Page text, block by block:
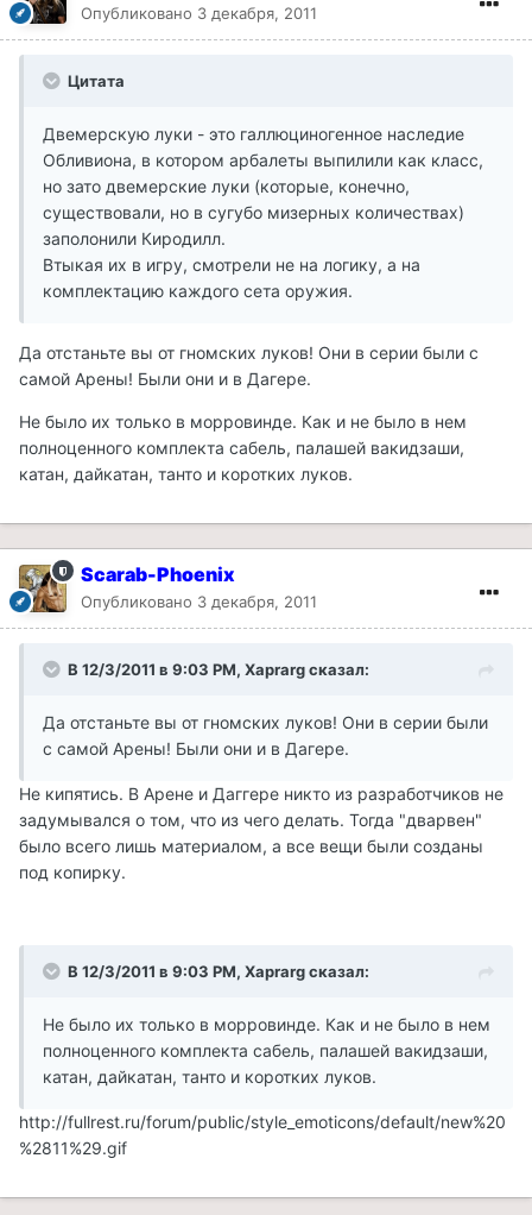
Опубликовано 3 декабря, 2011
Цитата
Двемерскую луки - это галлюциногенное наследие
Обливиона, в котором арбалеты выпилили как класс,
но зато двемерские луки (которые, конечно,
существовали, но в сугубо мизерных количествах)
заполонили Киродилл.
Втыкая их в игру, смотрели не на логику, а на
комплектацию каждого сета оружия.
Да отстаньте вы от гномских луков! Они в серии были с
самой Арены! Были они и в Дагере.
Не было их только в морровинде. Как и не было в нем
полноценного комплекта сабель, палашей вакидзаши,
катан, дайкатан, танто и коротких луков.
Scarab-Phoenix
Опубликовано 3 декабря, 2011
В 12/3/2011 в 9:03 PM, Xaprarg сказал:
Да отстаньте вы от гномских луков! Они в серии были
с самой Арены! Были они и в Дагере.
Не кипятись. В Арене и Даггере никто из разработчиков не
задумывался о том, что из чего делать. Тогда "дварвен"
было всего лишь материалом, а все вещи были созданы
под копирку.
В 12/3/2011 в 9:03 PM, Xaprarg сказал:
Не было их только в морровинде. Как и не было в нем
полноценного комплекта сабель, палашей вакидзаши,
катан, дайкатан, танто и коротких луков.
http://fullrest.ru/forum/public/style_emoticons/default/new%20
%2811%29.gif